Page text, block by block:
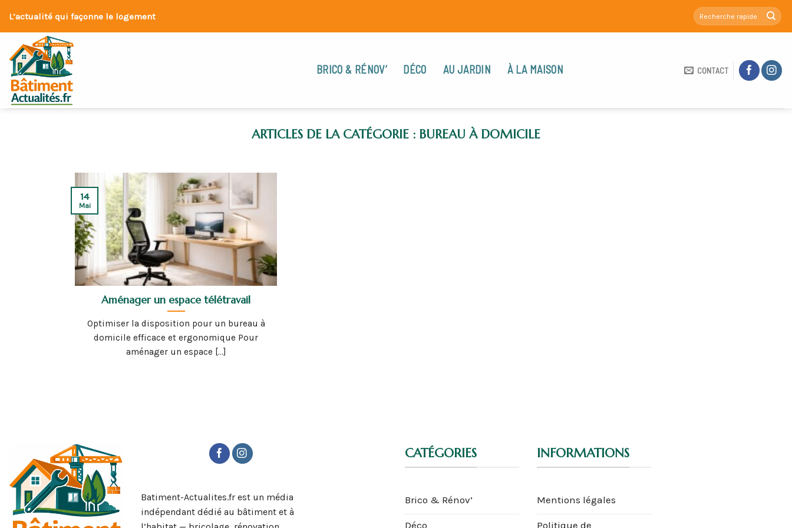
content
L’actualité qui façonne le logement
BRICO & RÉNOV’ DÉCO AU JARDIN À LA MAISON CONTACT
BUREAU À DOMICILE
Aménager un espace télétravail
Optimiser la disposition pour un bureau à
domicile efficace et ergonomique Pour
aménager un espace [...]
14
Mai
Batiment-Actualites.fr est un média
indépendant dédié au bâtiment et à
CATÉGORIES
Brico & Rénov’
Déco
INFORMATIONS
Mentions légales
Politique de